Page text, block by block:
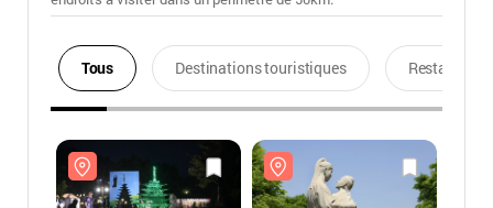
Tous Destinations touristiques Restaurants